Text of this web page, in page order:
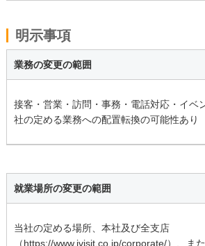
明示事項
業務の変更の範囲
接客・営業・訪問・事務・電話対応・イベ
社の定める業務への配置転換の可能性あり
就業場所の変更の範囲
当社の定める場所、本社及び全支店
（https://www.ivisit.co.jp/corporate/）、ま